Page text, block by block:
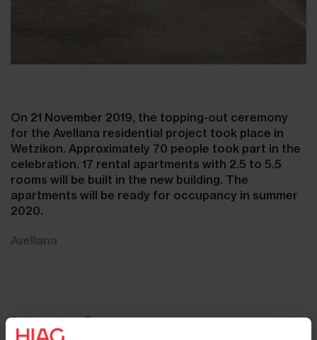
On 21 November 2019, the topping-out ceremony
for the Avellana residential project took place in
Wetzikon. Approximately 70 people took part in the
celebration. 17 rental apartments with 2.5 to 5.5
rooms will be built in the new building. The
apartments will be ready for occupancy in summer
2020.
Avellana